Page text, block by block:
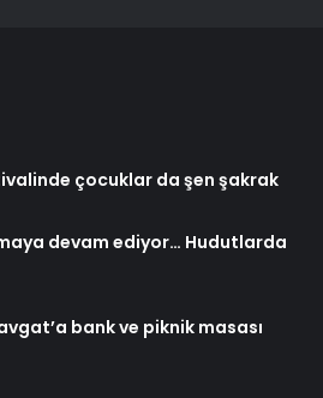
çocuklar da şen şakrak
devam ediyor… Hudutlarda
bank ve piknik masası